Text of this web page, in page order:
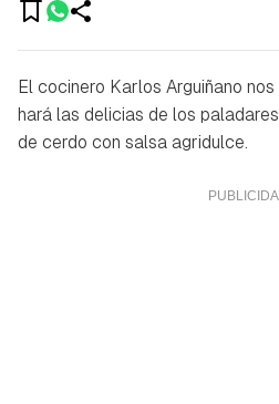
El cocinero Karlos Arguiñano
hará las delicias de los
de cerdo con salsa agridulce.